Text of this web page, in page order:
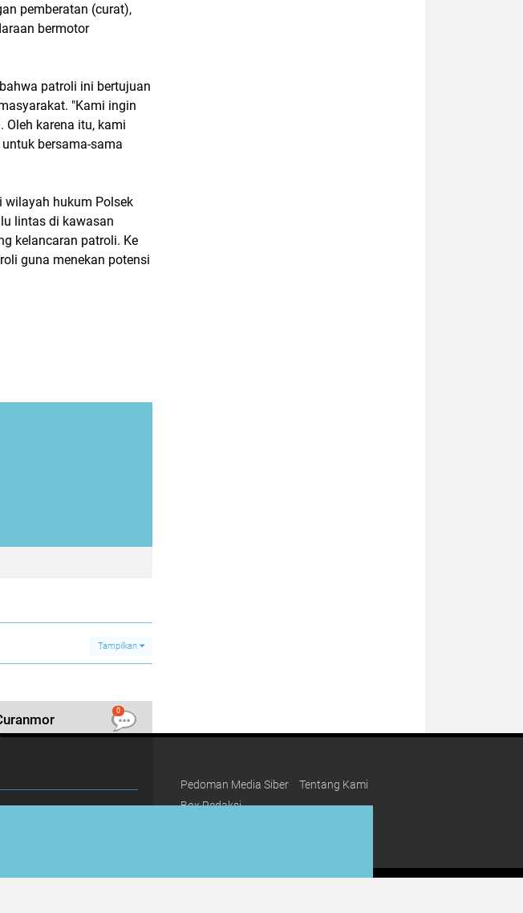
pemberatan (curat),
bermotor
patroli ini bertujuan
"Kami ingin
karena itu, kami
bersama-sama
wilayah hukum Polsek
lintas di kawasan
kelancaran patroli. Ke
guna menekan potensi
Tampilkan
0
Pedoman Media Siber
Tentang Kami
Box Redaksi